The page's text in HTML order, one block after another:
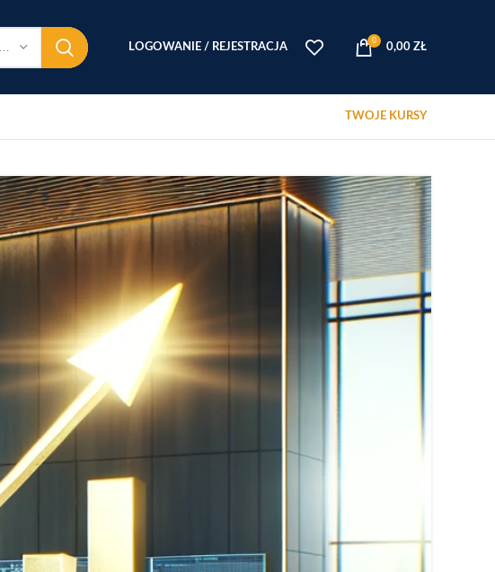
LOGOWANIE / REJESTRACJA
0
0,00 ZŁ
TWOJE KURSY